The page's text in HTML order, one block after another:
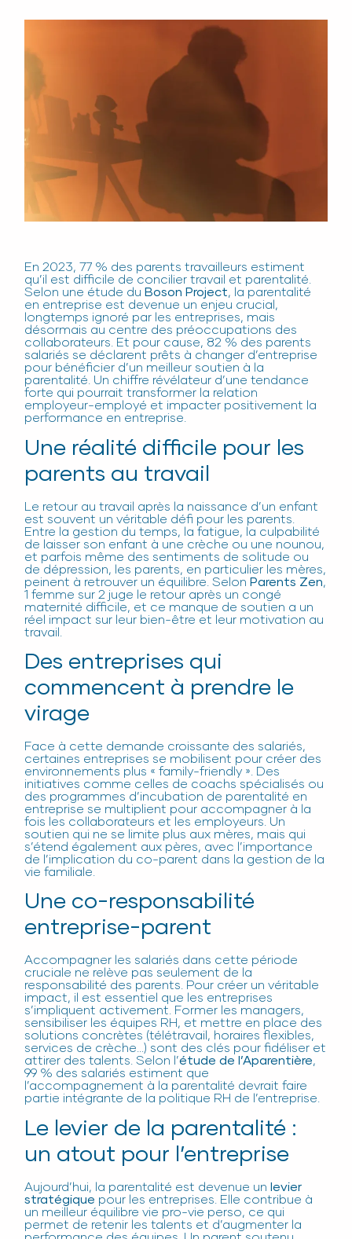
En 2023, 77 % des parents travailleurs estiment
qu’il est difficile de concilier travail et parentalité.
Selon une étude du Boson Project, la parentalité
en entreprise est devenue un enjeu crucial,
longtemps ignoré par les entreprises, mais
désormais au centre des préoccupations des
collaborateurs. Et pour cause, 82 % des parents
salariés se déclarent prêts à changer d’entreprise
pour bénéficier d’un meilleur soutien à la
parentalité. Un chiffre révélateur d’une tendance
forte qui pourrait transformer la relation
employeur-employé et impacter positivement la
performance en entreprise.
Une réalité difficile pour les
parents au travail
Le retour au travail après la naissance d’un enfant
est souvent un véritable défi pour les parents.
Entre la gestion du temps, la fatigue, la culpabilité
de laisser son enfant à une crèche ou une nounou,
et parfois même des sentiments de solitude ou
de dépression, les parents, en particulier les mères,
peinent à retrouver un équilibre. SelonParents Zen,
1 femme sur 2 juge le retour après un congé
maternité difficile, et ce manque de soutien a un
réel impact sur leur bien-être et leur motivation au
travail.
Des entreprises qui
commencent à prendre le
virage
Face à cette demande croissante des salariés,
certaines entreprises se mobilisent pour créer des
environnements plus « family-friendly ». Des
initiatives comme celles de coachs spécialisés ou
des programmes d’incubation de parentalité en
entreprise se multiplient pour accompagner à la
fois les collaborateurs et les employeurs. Un
soutien qui ne se limite plus aux mères, mais qui
s’étend également aux pères, avec l’importance
de l’implication du co-parent dans la gestion de la
vie familiale.
Une co-responsabilité
entreprise-parent
Accompagner les salariés dans cette période
cruciale ne relève pas seulement de la
responsabilité des parents. Pour créer un véritable
impact, il est essentiel que les entreprises
s’impliquent activement. Former les managers,
sensibiliser les équipes RH, et mettre en place des
solutions concrètes (télétravail, horaires flexibles,
services de crèche…) sont des clés pour fidéliser et
attirer des talents. Selon l’étude de l’Aparentière,
99 % des salariés estiment que
l’accompagnement à la parentalité devrait faire
partie intégrante de la politique RH de l’entreprise.
Le levier de la parentalité :
un atout pour l’entreprise
Aujourd’hui, la parentalité est devenue un levier
stratégique pour les entreprises. Elle contribue à
un meilleur équilibre vie pro-vie perso, ce qui
permet de retenir les talents et d’augmenter la